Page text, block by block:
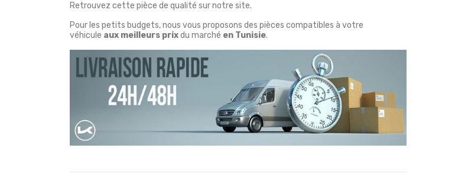
Retrouvez cette pièce de qualité sur notre site.
Pour les petits budgets, nous vous proposons des pièces compatibles à votre
véhicule aux meilleurs prixdu marché en Tunisie.